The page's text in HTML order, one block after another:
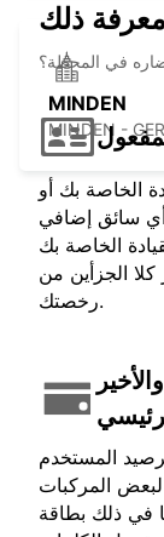
MINDEN
MINDEN -
ذلك
في المحطة؟
الخاصة بك أو
سائق إضافي
الخاصة بك
الجزأين من
رخصتك.
المستخدم
لبعض المركبات
، بما في ذلك بطاقة